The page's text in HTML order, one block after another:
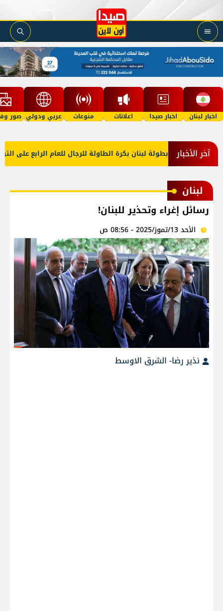
اخبار لبنان اخبار صيدا اعلانات منوعات عربي ودولي صور
آخر الأخبار
بإحرازه بطولة لبنان بكرة الطاولة للرجال للعام الرابع على التوالي
لبنان
رسائل إغراء وتحذير للبنان!
الأحد 13/تموز/2025 - 08:56 ص
نذير رضا- الشرق الاوسط